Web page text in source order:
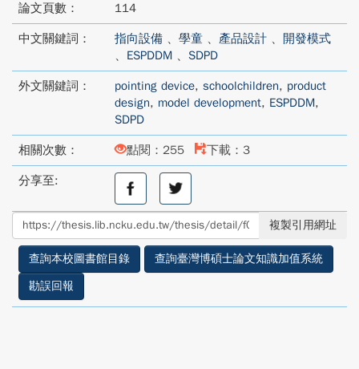
論文頁數： 114
中文關鍵詞： 指向設備 、 學童 、 產品設計 、 開發模式
、 ESPDDM 、 SDPD
外文關鍵詞： pointing device, schoolchildren, product
design, model development, ESPDDM,
SDPD
相關次數： 點閱：255 下載：3
分享至:
分
至
facebook
分
享
至
twitter
複製引用網址
查詢本校圖書館目錄
查詢臺灣博碩士論文知識加值系統
勘誤回報